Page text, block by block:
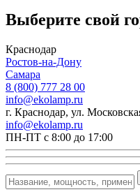
Выберите свой
Краснодар
Ростов-на-Дону
Самара
8 (800) 777 28 00
info@ekolamp.ru
г. Краснодар, ул.
info@ekolamp.ru
ПН-ПТ с 8:00 до 17:00